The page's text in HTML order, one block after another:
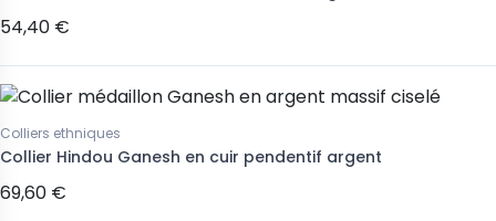
54,40 €
Colliers ethniques
Collier Hindou Ganesh en cuir pendentif argent
69,60 €